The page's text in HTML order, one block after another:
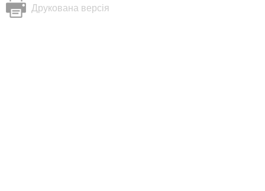
Друкована версія